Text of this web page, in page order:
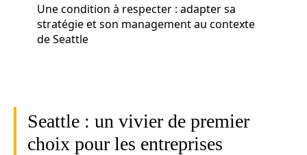
Une condition à respecter : adapter sa
stratégie et son management au contexte
de Seattle
Seattle : un vivier de premier
choix pour les entreprises